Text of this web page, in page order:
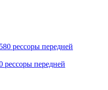
передней